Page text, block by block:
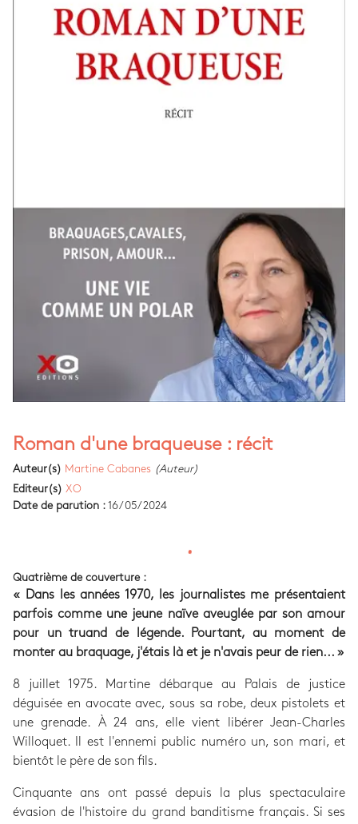
Roman d'une braqueuse : récit
Auteur(s) Martine Cabanes (Auteur)
Editeur(s) XO
Date de parution : 16/05/2024
Quatrième de couverture :
« Dans les années 1970, les journalistes me présentaient
parfois comme une jeune naïve aveuglée par son amour
pour un truand de légende. Pourtant, au moment de
monter au braquage, j'étais là et je n'avais peur de rien... »
8 juillet 1975. Martine débarque au Palais de justice
déguisée en avocate avec, sous sa robe, deux pistolets et
une grenade. À 24 ans, elle vient libérer Jean-Charles
Willoquet. Il est l'ennemi public numéro un, son mari, et
bientôt le père de son fils.
Cinquante ans ont passé depuis la plus spectaculaire
évasion de l'histoire du grand banditisme français. Si ses